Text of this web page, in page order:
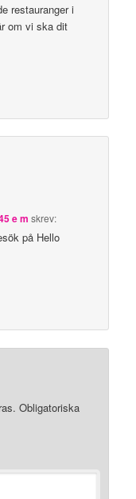
restauranger i
om vi ska dit
e m skrev:
på Hello
Obligatoriska